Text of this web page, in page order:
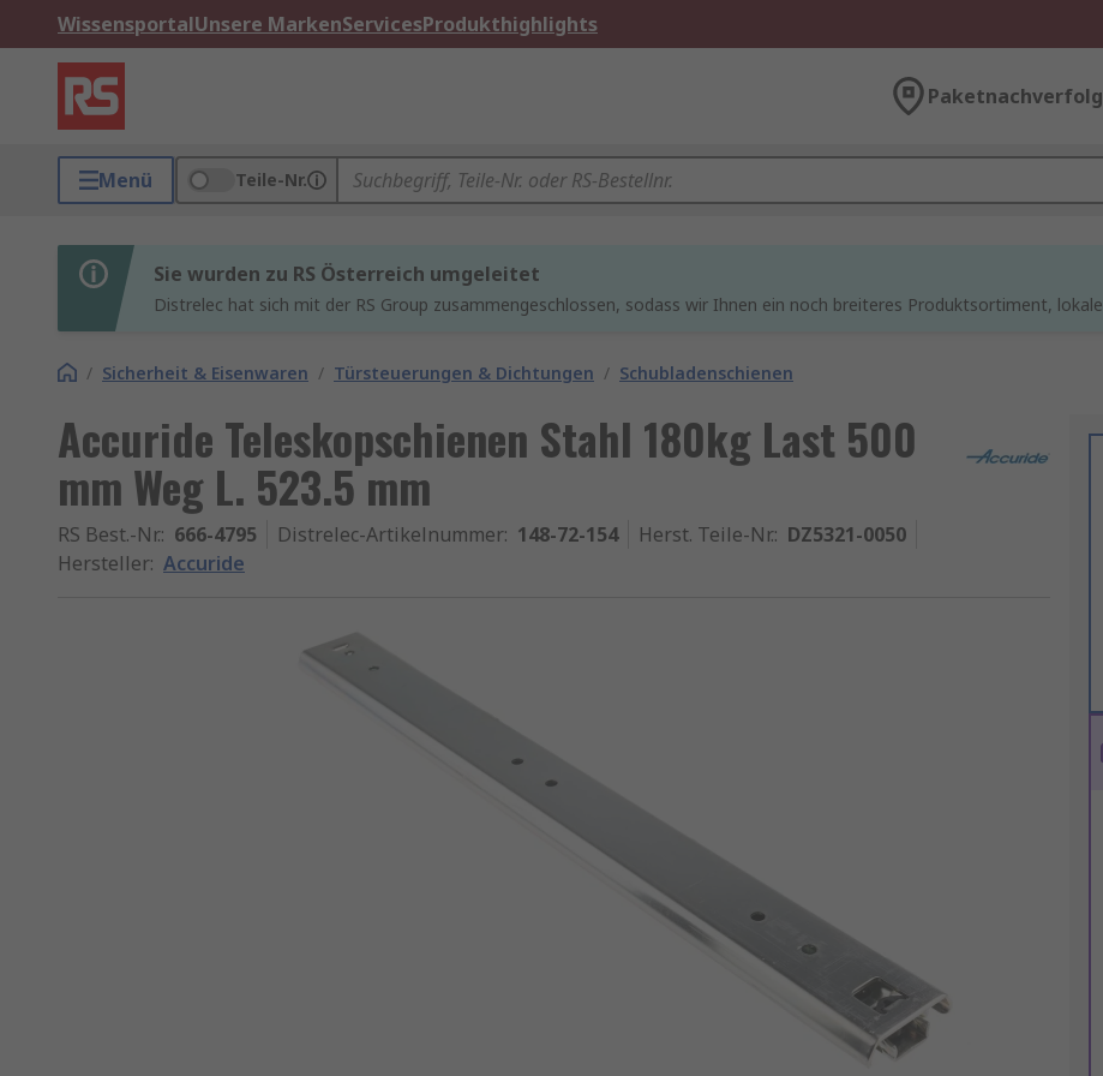
WissensportalUnsere MarkenServicesProdukthighlights
Menü Teile-Nr.
Sie wurden zu RS Österreich umgeleitet
Distrelec hat sich mit der RS Group zusammengeschlossen, sodass wir Ihnen ein noch breiteres Produktsortiment,
/ Sicherheit & Eisenwaren / Türsteuerungen & Dichtungen / Schubladenschienen
Accuride Teleskopschienen Stahl 180kg Last 500
mm Weg L. 523.5 mm
RS Best.-Nr.: 666-4795 Distrelec-Artikelnummer: 148-72-154 Herst. Teile-Nr.: DZ5321-0050
Hersteller: Accuride